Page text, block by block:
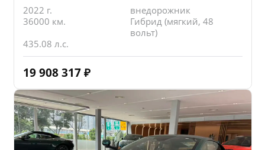
2022 г.
внедорожник
36000 км.
Гибрид (мягкий, 48
вольт)
435.08 л.с.
19 908 317 ₽